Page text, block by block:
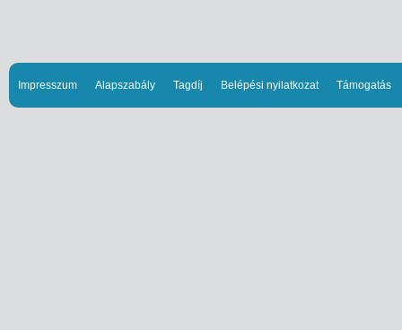
Impresszum Alapszabály Tagdíj Belépési nyilatkozat Támogatás